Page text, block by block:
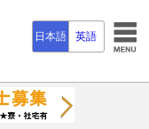
日本語 英語